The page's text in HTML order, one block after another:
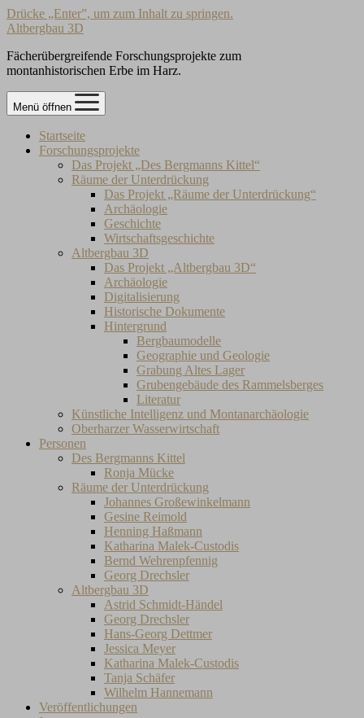
Drücke „Enter”, um zum Inhalt zu springen.
Altbergbau 3D
Fächerübergreifende Forschungsprojekte zum
montanhistorischen Erbe im Harz.
Menü öffnen
Startseite
Forschungsprojekte
Das Projekt „Des Bergmanns Kittel“
Räume der Unterdrückung
Das Projekt „Räume der Unterdrückung“
Archäologie
Geschichte
Wirtschaftsgeschichte
Altbergbau 3D
Das Projekt „Altbergbau 3D“
Archäologie
Digitalisierung
Historische Dokumente
Hintergrund
Bergbaumodelle
Geographie und Geologie
Grabung Altes Lager
Grubengebäude des Rammelsberges
Literatur
Künstliche Intelligenz und Montanarchäologie
Oberharzer Wasserwirtschaft
Personen
Des Bergmanns Kittel
Ronja Mücke
Räume der Unterdrückung
Johannes Großewinkelmann
Gesine Reimold
Henning Haßmann
Katharina Malek-Custodis
Bernd Wehrenpfennig
Georg Drechsler
Altbergbau 3D
Astrid Schmidt-Händel
Georg Drechsler
Hans-Georg Dettmer
Jessica Meyer
Katharina Malek-Custodis
Tanja Schäfer
Wilhelm Hannemann
Veröffentlichungen